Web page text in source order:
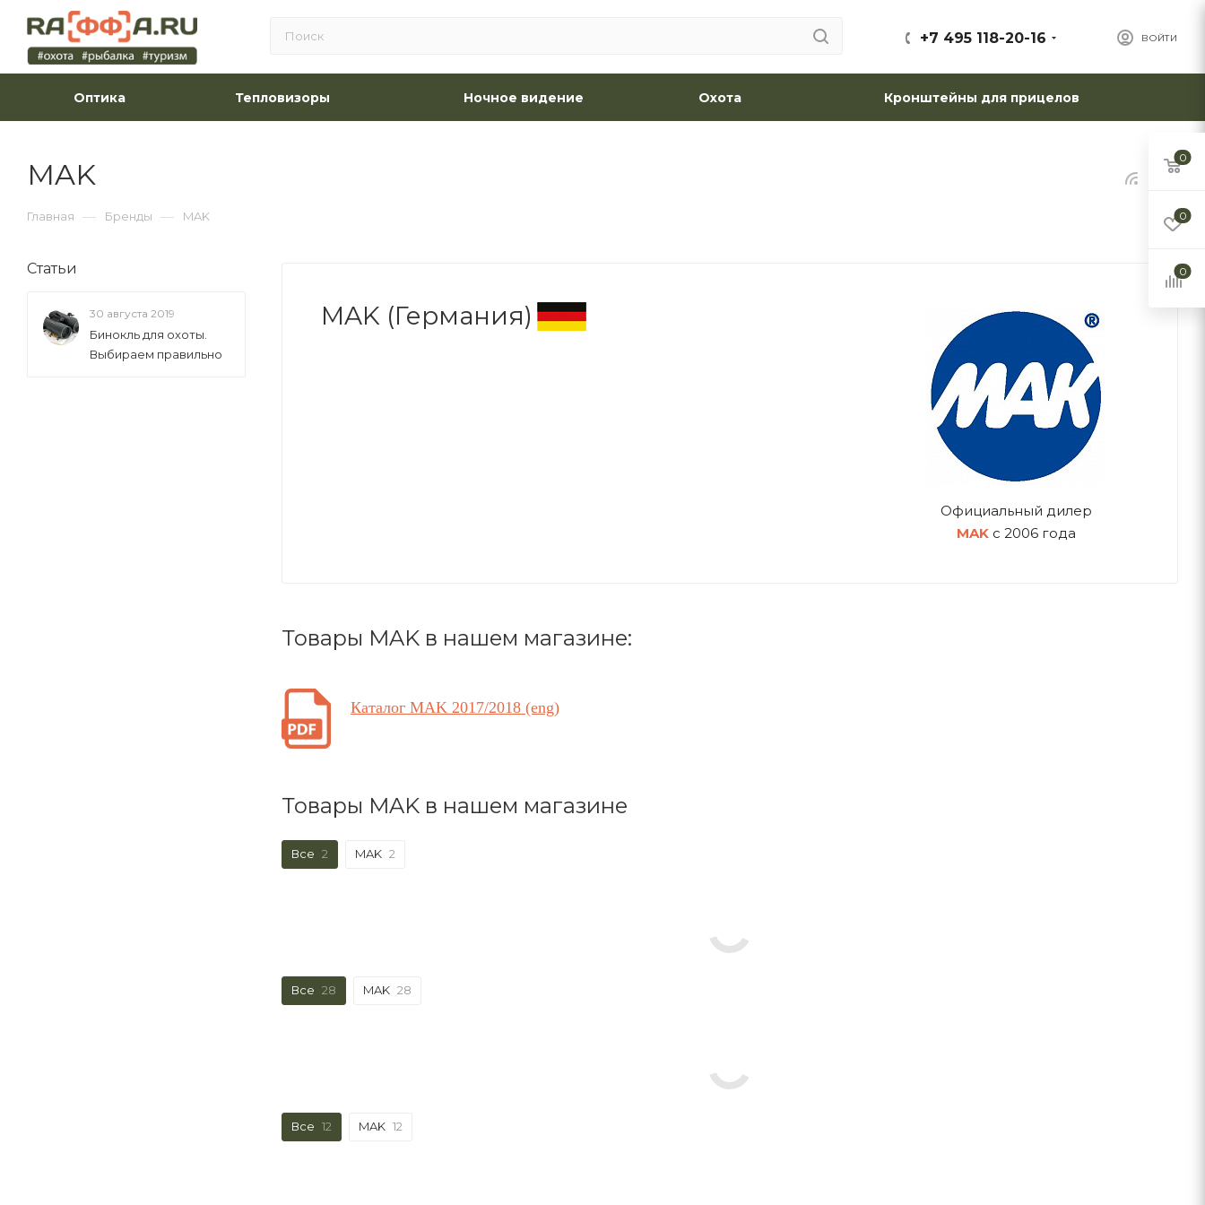
ВОЙТИ
+7 495 118-20-16
Оптика Тепловизоры Ночное видение Охота Кронштейны для прицелов
MAK
Главная — Бренды — MAK
MAK (Германия)
Официальный дилер
MAKс 2006 года
Товары MAK в нашем магазине:
Каталог MAK 2017/2018 (eng)
Товары MAK в нашем магазине
Все 2 MAK 2
Все 28 MAK 28
Все 12 MAK 12
Статьи
30 августа 2019
Бинокль для охоты.
Выбираем правильно
0
0
0